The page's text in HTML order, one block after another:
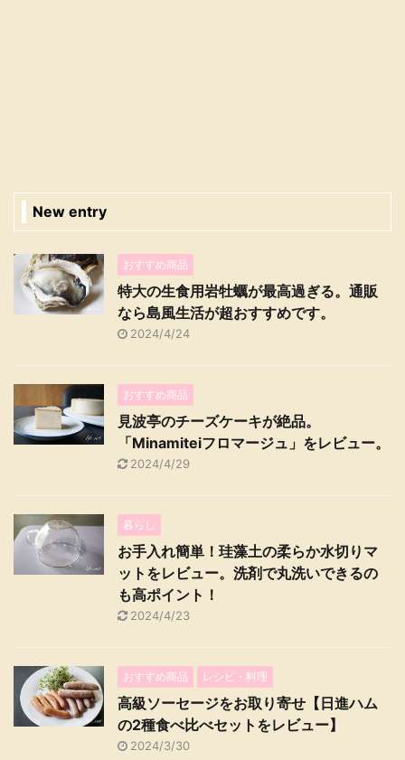
New entry
おすすめ商品
特大の生食用岩牡蠣が最高過ぎる。通販
なら島風生活が超おすすめです。
2024/4/24
おすすめ商品
見波亭のチーズケーキが絶品。
「Minamiteiフロマージュ」をレビュー。
2024/4/29
暮らし
お手入れ簡単！珪藻土の柔らか水切りマ
ットをレビュー。洗剤で丸洗いできるの
も高ポイント！
2024/4/23
おすすめ商品 レシピ・料理
高級ソーセージをお取り寄せ【日進ハム
の2種食べ比べセットをレビュー】
2024/3/30